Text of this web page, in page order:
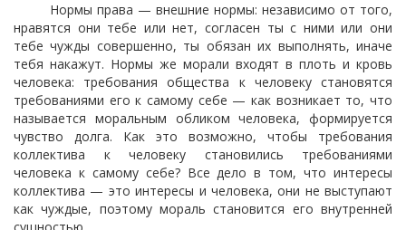
Нормы права — внешние нормы: независимо от того,
нравятся они тебе или нет, согласен ты с ними или они
тебе чужды совершенно, ты обязан их выполнять, иначе
тебя накажут. Нормы же морали входят в плоть и кровь
человека: требования общества к человеку становятся
требованиями его к самому себе — как возникает то, что
называется моральным обликом человека, формируется
чувство долга. Как это возможно, чтобы требования
коллектива к человеку становились требованиями
человека к самому себе? Все дело в том, что интересы
коллектива — это интересы и человека, они не выступают
как чуждые, поэтому мораль становится его внутренней